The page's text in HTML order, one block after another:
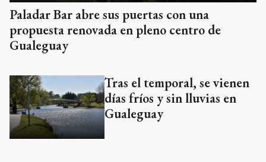
Paladar Bar abre sus puertas con una
propuesta renovada en pleno centro de
Gualeguay
Tras el temporal, se vienen
días fríos y sin lluvias en
Gualeguay